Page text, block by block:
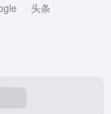
头条